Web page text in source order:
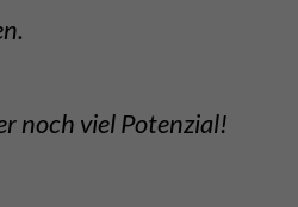
noch viel Potenzial!